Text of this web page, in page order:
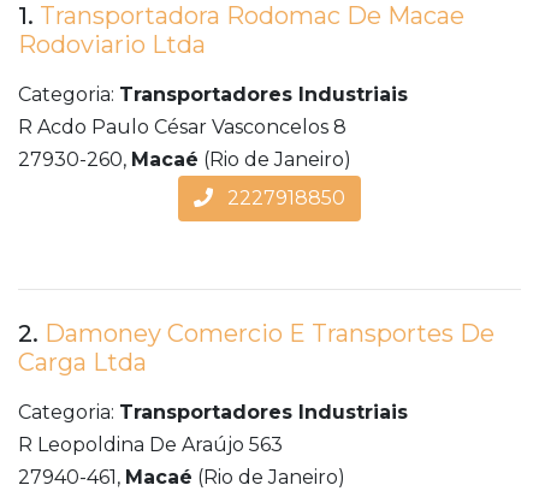
1. Transportadora Rodomac De Macae
Rodoviario Ltda
Categoria: Transportadores Industriais
R Acdo Paulo César Vasconcelos 8
27930-260, Macaé (Rio de Janeiro)
2227918850
2. Damoney Comercio E Transportes De
Carga Ltda
Categoria: Transportadores Industriais
R Leopoldina De Araújo 563
27940-461, Macaé (Rio de Janeiro)